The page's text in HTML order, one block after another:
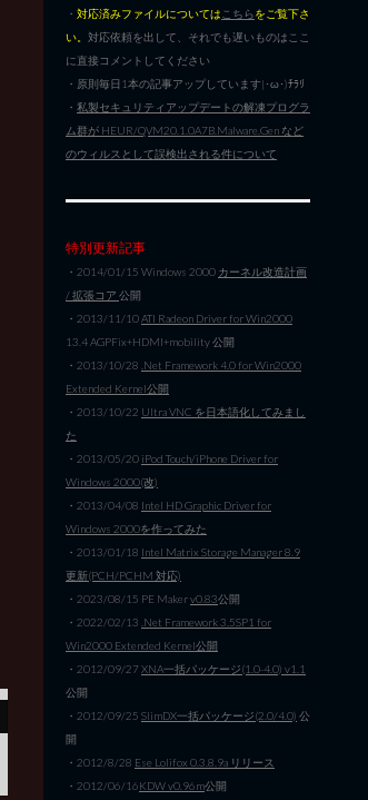
・ 対応済みファイルについては こちらをご覧下さ
い。 対応依頼を出して、それでも遅いものはここ
に直接コメントしてください
・原則毎日1本の記事アップしています|･ω･)ﾁﾗﾘ
・ 私製セキュリティアップデートの解凍プログラ
ム群が HEUR/QVM20.1.0A7B.Malware.Gen など
のウィルスとして誤検出される件について
特別更新記事
・2014/01/15 Windows 2000 カーネル改造計画
/ 拡張コア 公開
・2013/11/10ATI Radeon Driver for Win2000
13.4 AGPFix+HDMI+mobility 公開
・2013/10/28 .Net Framework 4.0 for Win2000
Extended Kernel公開
・2013/10/22 Ultra VNC を日本語化してみまし
た
・2013/05/20 iPod Touch/iPhone Driver for
Windows 2000(改)
・2013/04/08 Intel HD Graphic Driver for
Windows 2000を作ってみた
・2013/01/18 Intel Matrix Storage Manager 8.9
更新(PCH/PCHM 対応)
・2023/08/15 PE Makerv0.83公開
・2022/02/13 .Net Framework 3.5SP1 for
Win2000 Extended Kernel公開
・2012/09/27XNA一括パッケージ(1.0-4.0) v1.1
公開
・2012/09/25 SlimDX一括パッケージ(2.0/4.0) 公
開
・2012/8/28 Ese Lolifox 0.3.8.9a リリース
・2012/06/16KDW v0.96m公開